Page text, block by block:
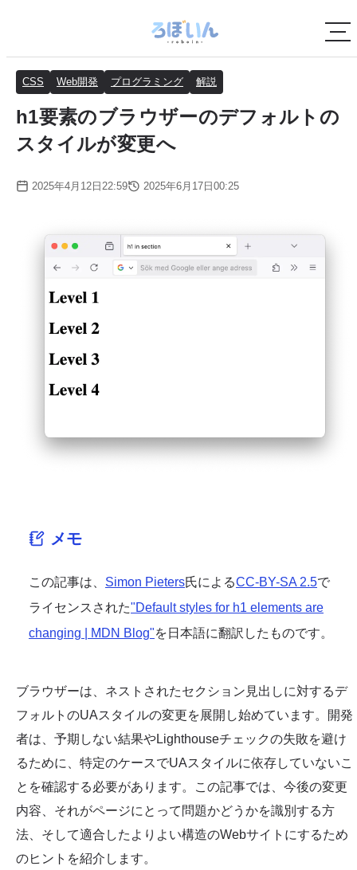
CSS Web開発 プログラミング 解説
h1要素のブラウザーのデフォルトの
スタイルが変更へ
2025年4月12日22:59 2025年6月17日00:25
メモ
この記事は、 Simon Pieters氏によるCC-BY-SA 2.5で
ライセンスされた"Default styles for h1 elements are
changing | MDN Blog"を日本語に翻訳したものです。
ブラウザーは、ネストされたセクション見出しに対するデ
フォルトのUAスタイルの変更を展開し始めています。開発
者は、予期しない結果やLighthouseチェックの失敗を避け
るために、特定のケースでUAスタイルに依存していないこ
とを確認する必要があります。この記事では、今後の変更
内容、それがページにとって問題かどうかを識別する方
法、そして適合したよりよい構造のWebサイトにするため
のヒントを紹介します。